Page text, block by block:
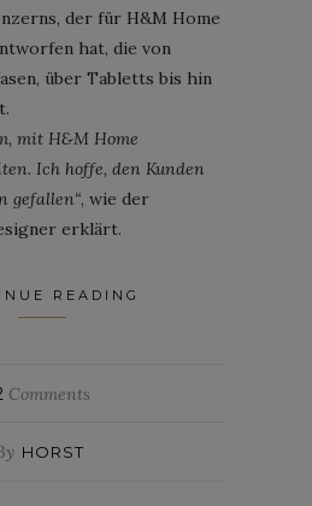
der für H&M Home
hat, die von
über Tabletts bis hin
mit H&M Home
Ich hoffe, den Kunden
gefallen“, wie der
erklärt.
READING
Comments
HORST